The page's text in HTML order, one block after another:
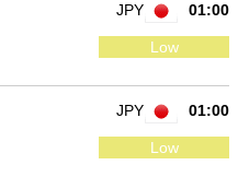
01:00
JPY
Low
01:00
JPY
Low